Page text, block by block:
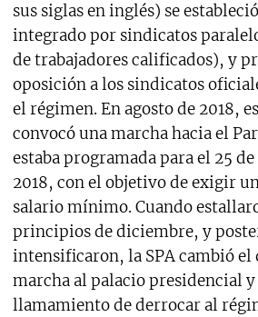
sus siglas en inglés) se
integrado por sindicatos
de trabajadores calificados), y
oposición a los sindicatos
el régimen. En agosto de 2018,
convocó una marcha hacia el
estaba programada para el 25
2018, con el objetivo de exigir
salario mínimo. Cuando
principios de diciembre, y
intensificaron, la SPA cambió el
marcha al palacio presidencial
llamamiento de derrocar al